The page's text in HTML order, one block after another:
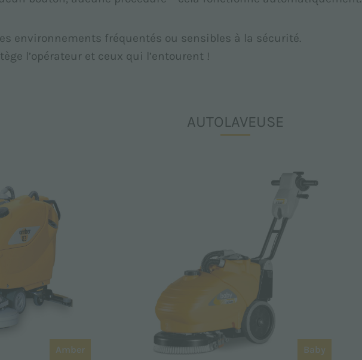
environnements fréquentés ou sensibles à la sécurité.
l’opérateur et ceux qui l’entourent !
AUTOLAVEUSE
Amber Baby